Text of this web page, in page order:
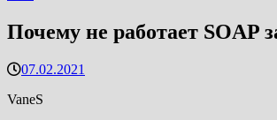
Почему не работает SOAP
07.02.2021
VaneS